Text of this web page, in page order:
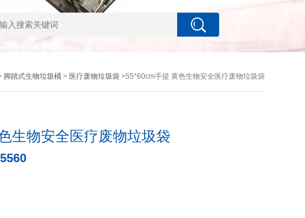
脚踏式生物垃圾桶> 医疗废物垃圾袋>55*60cm手提 黄色生物安全医疗废物垃圾袋
生物安全医疗废物垃圾袋